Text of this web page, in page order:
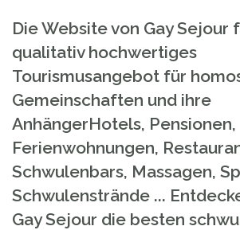
Die Website von Gay Sejour
qualitativ hochwertiges
Tourismusangebot für
Gemeinschaften und ihre
AnhängerHotels, Pensionen,
Ferienwohnungen,
Schwulenbars, Massagen,
Schwulenstrände ...
Gay Sejour die besten